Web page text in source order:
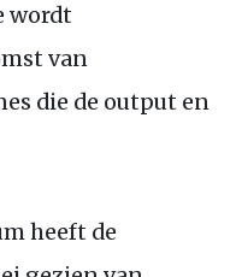
wordt
van
die de output en
heeft de